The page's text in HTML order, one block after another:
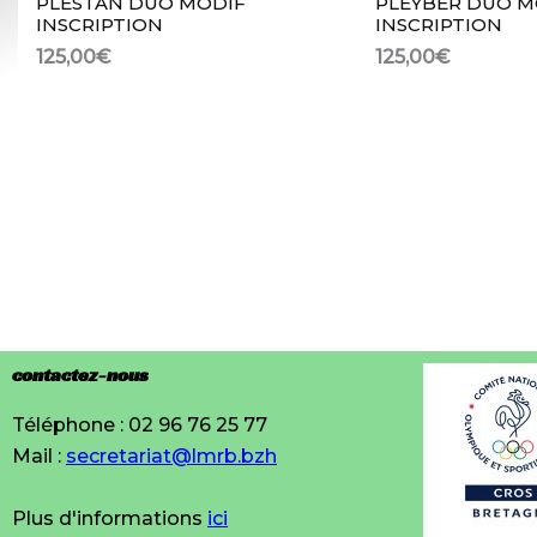
INSCRIPTION
125,00€
INSCRIPTION
125,00€
contactez-nous
Téléphone : 02 96 76 25 77
Mail : secretariat@lmrb.bzh
Plus d'informations ici